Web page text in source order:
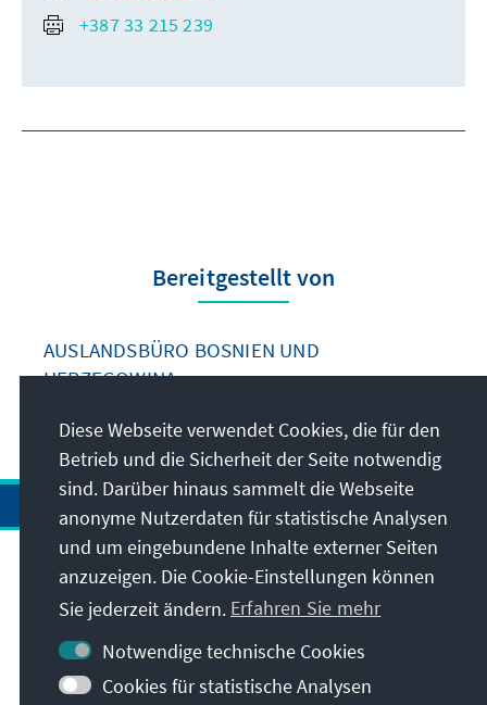
+387 33 215 239
Bereitgestellt von
AUSLANDSBÜRO BOSNIEN UND
HERZEGOWINA
Anschrift
Kontakt
Diese Webseite verwendet Cookies, die für den
Betrieb und die Sicherheit der Seite notwendig
sind. Darüber hinaus sammelt die Webseite
anonyme Nutzerdaten für statistische Analysen
und um eingebundene Inhalte externer Seiten
anzuzeigen. Die Cookie-Einstellungen können
Sie jederzeit ändern. Erfahren Sie mehr
Notwendige technische Cookies
Cookies für statistische Analysen